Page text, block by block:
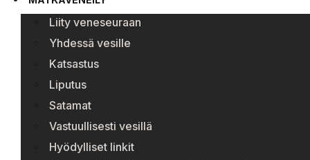
Liity veneseuraan
Yhdessä vesille
Katsastus
Liputus
Satamat
Vastuullisesti vesillä
Hyödylliset linkit